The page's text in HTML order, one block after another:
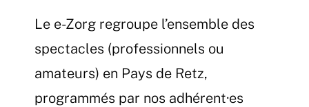
Le e-Zorg regroupe l’ensemble des
spectacles (professionnels ou
amateurs) en Pays de Retz,
programmés par nos adhérent·es